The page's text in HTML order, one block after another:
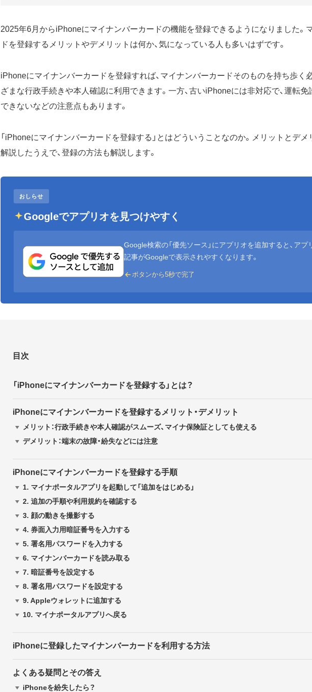
2025年6月からiPhoneにマイナンバーカードの機能を登録できるようになりました。
ドを登録するメリットやデメリットは何か、気になっている人も多いはずです。
iPhoneにマイナンバーカードを登録すれば、マイナンバーカードそのものを持ち歩く
ざまな行政手続きや本人確認に利用できます。一方、古いiPhoneには非対応で、運転免
できないなどの注意点もあります。
「iPhoneにマイナンバーカードを登録する」とはどういうことなのか。メリットとデメ
解説したうえで、登録の方法も解説します。
おしらせ
Googleでアプリオを見つけやすく
Google検索の「優先ソース」にアプリオを追加すると、アプ
記事がGoogleで表示されやすくなります。
ボタンから5秒で完了
目次
「iPhoneにマイナンバーカードを登録する」とは？
iPhoneにマイナンバーカードを登録するメリット・デメリット
メリット：行政手続きや本人確認がスムーズ、マイナ保険証としても使える
デメリット：端末の故障・紛失などには注意
iPhoneにマイナンバーカードを登録する手順
1. マイナポータルアプリを起動して「追加をはじめる」
2. 追加の手順や利用規約を確認する
3. 顔の動きを撮影する
4. 券面入力用暗証番号を入力する
5. 署名用パスワードを入力する
6. マイナンバーカードを読み取る
7. 暗証番号を設定する
8. 署名用パスワードを設定する
9. Appleウォレットに追加する
10. マイナポータルアプリへ戻る
iPhoneに登録したマイナンバーカードを利用する方法
よくある疑問とその答え
iPhoneを紛失したら？